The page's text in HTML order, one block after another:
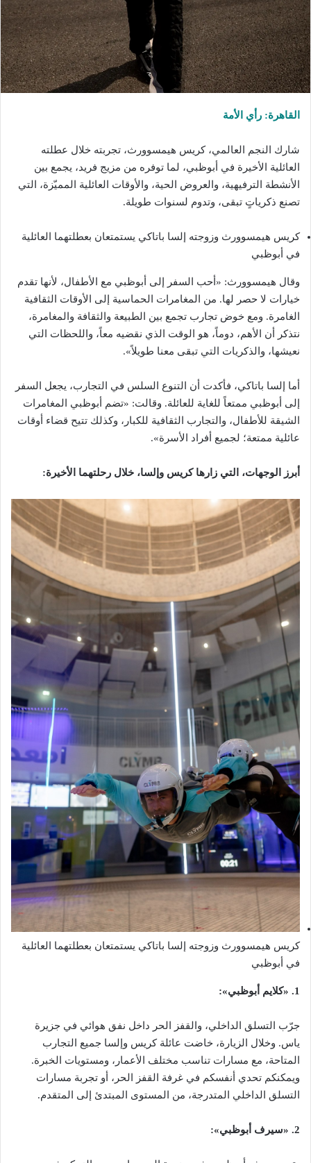
القاهرة: رأي الأمة
شارك النجم العالمي، كريس هيمسوورث، تجربته خلال عطلته
العائلية الأخيرة في أبوظبي، لما توفره من مزيج فريد، يجمع بين
الأنشطة الترفيهية، والعروض الحية، والأوقات العائلية المميّزة، التي
تصنع ذكرياتٍ تبقى، وتدوم لسنوات طويلة.
كريس هيمسوورث وزوجته إلسا باتاكي يستمتعان بعطلتهما العائلية
في أبوظبي
وقال هيمسوورث: «أحب السفر إلى أبوظبي مع الأطفال، لأنها تقدم
خيارات لا حصر لها. من المغامرات الحماسية إلى الأوقات الثقافية
الغامرة. ومع خوض تجارب تجمع بين الطبيعة والثقافة والمغامرة،
نتذكر أن الأهم، دوماً، هو الوقت الذي نقضيه معاً، واللحظات التي
نعيشها، والذكريات التي تبقى معنا طويلاً».
أما إلسا باتاكي، فأكدت أن التنوع السلس في التجارب، يجعل السفر
إلى أبوظبي ممتعاً للغاية للعائلة. وقالت: «تضم أبوظبي المغامرات
الشيقة للأطفال، والتجارب الثقافية للكبار، وكذلك تتيح قضاء أوقات
عائلية ممتعة؛ لجميع أفراد الأسرة».
أبرز الوجهات، التي زارها كريس وإلسا، خلال رحلتهما الأخيرة:
كريس هيمسوورث وزوجته إلسا باتاكي يستمتعان بعطلتهما العائلية
في أبوظبي
1. «كلايم أبوظبي»:
جرّب التسلق الداخلي، والقفز الحر داخل نفق هوائي في جزيرة
ياس. وخلال الزيارة، خاضت عائلة كريس وإلسا جميع التجارب
المتاحة، مع مسارات تناسب مختلف الأعمار، ومستويات الخبرة.
ويمكنكم تحدي أنفسكم في غرفة القفز الحر، أو تجربة مسارات
التسلق الداخلي المتدرجة، من المستوى المبتدئ إلى المتقدم.
2. «سيرف أبوظبي»: